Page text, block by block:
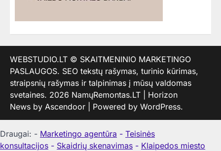
WEBSTUDIO.LT © SKAITMENINIO MARKETINGO
PASLAUGOS. SEO tekstų rašymas, turinio kūrimas,
straipsnių rašymas ir talpinimas į mūsų valdomas
svetaines. 2026 NamųRemontas.LT | Horizon
News by Ascendoor | Powered by WordPress.
Draugai: - Marketingo agentūra - Teisinės
konsultacijos - Skaidrių skenavimas - Klaipedos miesto